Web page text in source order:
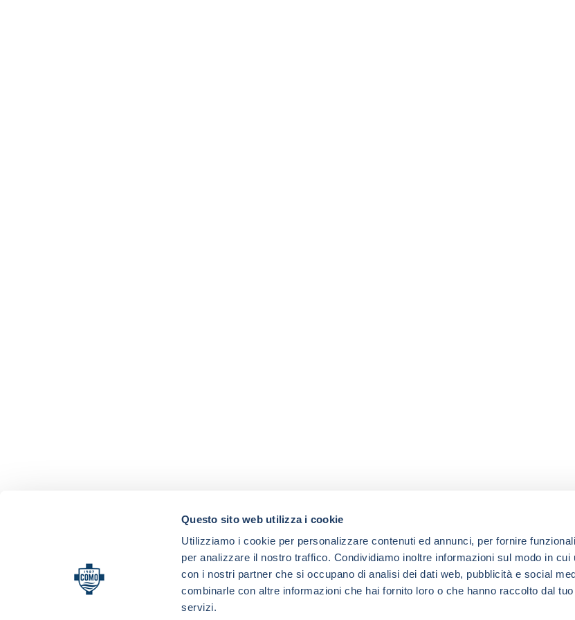
Questo sito web utilizza i cookie
Utilizziamo i cookie per personalizzare contenuti ed annunci, per fornire
per analizzare il nostro traffico. Condividiamo inoltre informazioni sul modo in
con i nostri partner che si occupano di analisi dei dati web, pubblicità e social
combinarle con altre informazioni che hai fornito loro o che hanno raccolto dal
servizi.